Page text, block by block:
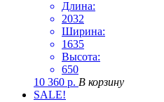
Длина:
2032
Ширина:
1635
Высота:
650
10 360 р. В корзину
SALE!